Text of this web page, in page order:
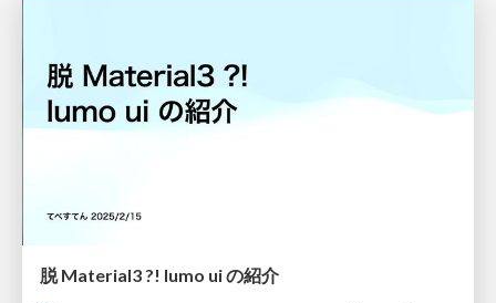
脱 Material3 ?! lumo ui の紹介